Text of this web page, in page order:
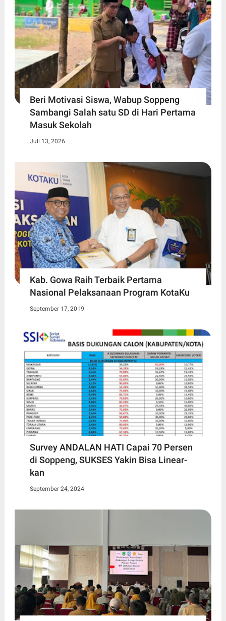
Beri Motivasi Siswa, Wabup Soppeng
Sambangi Salah satu SD di Hari Pertama
Masuk Sekolah
Juli 13, 2026
Kab. Gowa Raih Terbaik Pertama
Nasional Pelaksanaan Program KotaKu
September 17, 2019
Survey ANDALAN HATI Capai 70 Persen
di Soppeng, SUKSES Yakin Bisa Linear-
kan
September 24, 2024